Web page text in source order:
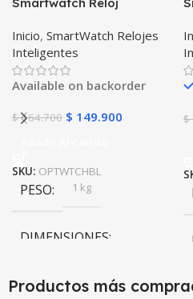
WATCH BLACK™ (PK W34
Iwo 10 12) Compatible
Android y iPhone
Inicio, SmartWatch Relojes
Inteligentes
Available on backorder
$164.700 $ 149.900
SKU: OPTWTCHBL
PESO 1 kg
DIMENSIONES
20 × 20 × 20 cm
$
Productos más